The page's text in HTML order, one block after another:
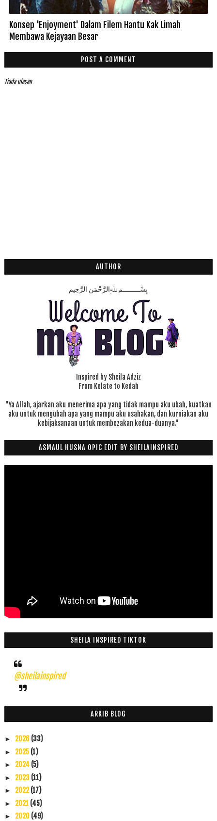
Konsep 'Enjoyment' Dalam Filem Hantu Kak Limah
Membawa Kejayaan Besar
POST A COMMENT
Tiada ulasan
AUTHOR
بِسْـــــــــمِ ﷲِالرَّحْمَنِ الرَّحِيم
Inspired by Sheila Adziz
From Kelate to Kedah
"Ya Allah, ajarkan aku menerima apa yang tidak mampu aku ubah, kuatkan
aku untuk mengubah apa yang mampu aku usahakan, dan kurniakan aku
kebijaksanaan untuk membezakan kedua-duanya."
ASMAUL HUSNA OPIC EDIT BY SHEILAINSPIRED
SHEILA INSPIRED TIKTOK
@sheilainspired
ARKIB BLOG
► 2026 (33)
► 2025 (1)
► 2024 (5)
► 2023 (11)
► 2022(17)
► 2021 (45)
► 2020 (49)